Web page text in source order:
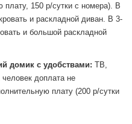
плату, 150 р/сутки с номера). В
и раскладной диван. В 3-
и большой раскладной
домик с удобствами: ТВ,
доплата не
плату (200 р/сутки